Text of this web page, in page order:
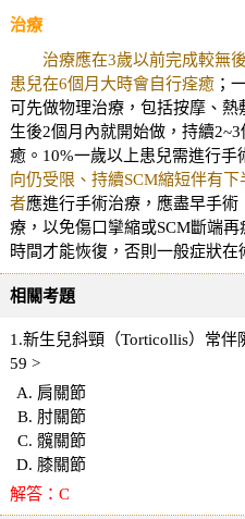
治療
治療應在3歲以前完成較無
患兒在6個月大時會自行痊癒；
可先做物理治療，包括按摩、
生後2個月內就開始做，持續
癒。10%一歲以上患兒需進行手
向仍受限、持續SCM縮短伴有
者應進行手術治療，應盡早手
療，以免傷口攣縮或SCM斷端
時間才能恢復，否則一般症狀在
相關考題
1.新生兒斜頸（Torticollis）常
59 >
肩關節
肘關節
髖關節
膝關節
解答：C